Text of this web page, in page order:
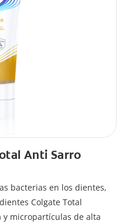
Anti Sarro
bacterias en los dientes,
Colgate Total
micropartículas de alta